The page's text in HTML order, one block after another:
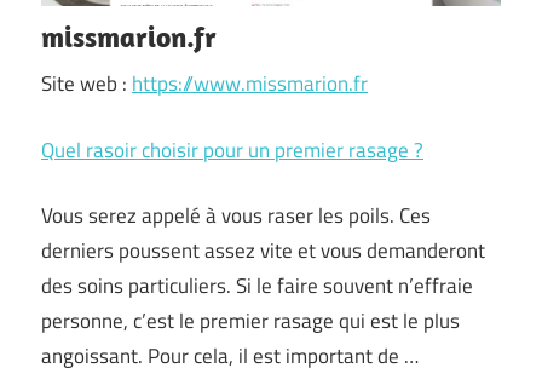
missmarion.fr
Site web : https://www.missmarion.fr
Quel rasoir choisir pour un premier rasage ?
Vous serez appelé à vous raser les poils. Ces
derniers poussent assez vite et vous demanderont
des soins particuliers. Si le faire souvent n’effraie
personne, c’est le premier rasage qui est le plus
angoissant. Pour cela, il est important de …